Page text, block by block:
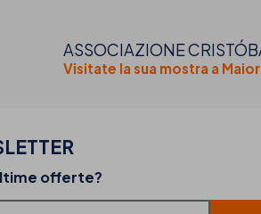
ASSOCIAZIONE
Visitate la sua mostra a
THB hotels aggiunge
di assistenza clienti
offerte?